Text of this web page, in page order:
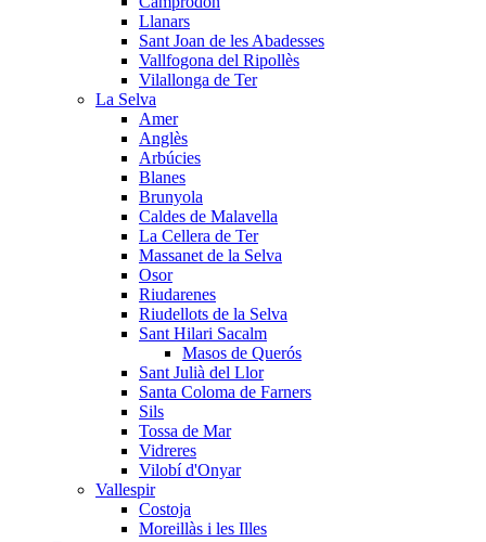
Llanars
Sant Joan de les Abadesses
Vallfogona del Ripollès
Vilallonga de Ter
La Selva
Amer
Anglès
Arbúcies
Blanes
Brunyola
Caldes de Malavella
La Cellera de Ter
Massanet de la Selva
Osor
Riudarenes
Riudellots de la Selva
Sant Hilari Sacalm
Masos de Querós
Sant Julià del Llor
Santa Coloma de Farners
Sils
Tossa de Mar
Vidreres
Vilobí d'Onyar
Vallespir
Costoja
Moreillàs i les Illes